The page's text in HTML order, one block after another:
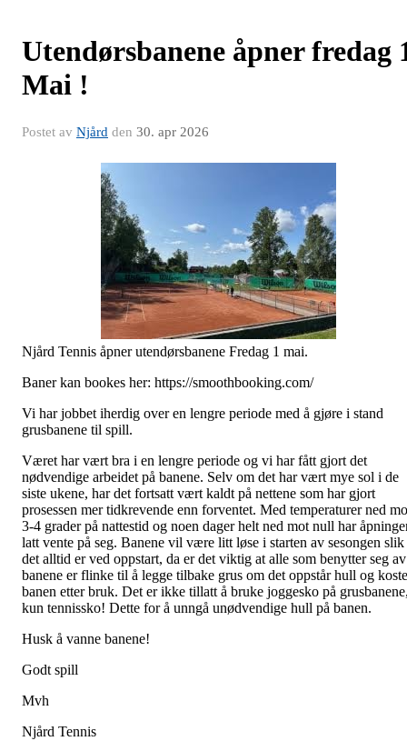
Utendørsbanene åpner fredag
Mai !
Postet av Njård den 30. apr 2026
Njård Tennis åpner utendørsbanene Fredag 1 mai.
Baner kan bookes her: https://smoothbooking.com/
Vi har jobbet iherdig over en lengre periode med å gjøre i stand
grusbanene til spill.
Været har vært bra i en lengre periode og vi har fått gjort det
nødvendige arbeidet på banene. Selv om det har vært mye sol i de
siste ukene, har det fortsatt vært kaldt på nettene som har gjort
prosessen mer tidkrevende enn forventet. Med temperaturer ned
3-4 grader på nattestid og noen dager helt ned mot null har
latt vente på seg. Banene vil være litt løse i starten av sesongen slik
det alltid er ved oppstart, da er det viktig at alle som benytter seg av
banene er flinke til å legge tilbake grus om det oppstår hull og
banen etter bruk. Det er ikke tillatt å bruke joggesko på
kun tennissko! Dette for å unngå unødvendige hull på banen.
Husk å vanne banene!
Godt spill
Mvh
Njård Tennis